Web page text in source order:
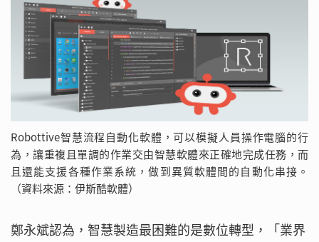
Robottive智慧流程自動化軟體，可以模擬人員操作電腦的行
為，讓重複且單調的作業交由智慧軟體來正確地完成任務，而
且還能支援各種作業系統，做到異質軟體間的自動化串接。
（資料來源：伊斯酷軟體）
鄭永斌認為，智慧製造最困難的是數位轉型，「業界